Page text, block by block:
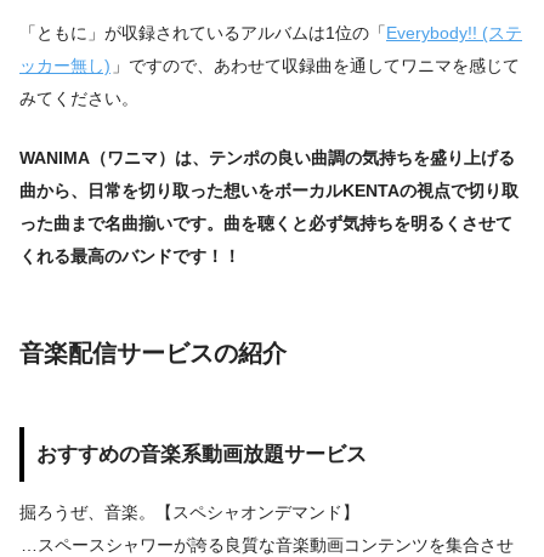
「ともに」が収録されているアルバムは1位の「Everybody!! (ステ
ッカー無し) 」ですので、あわせて収録曲を通してワニマを感じて
みてください。
WANIMA（ワニマ）は、テンポの良い曲調の気持ちを盛り上げる
曲から、日常を切り取った想いをボーカルKENTAの視点で切り取
った曲まで名曲揃いです。曲を聴くと必ず気持ちを明るくさせて
くれる最高のバンドです！！
音楽配信サービスの紹介
おすすめの音楽系動画放題サービス
掘ろうぜ、音楽。【スペシャオンデマンド】
…スペースシャワーが誇る良質な音楽動画コンテンツを集合させ